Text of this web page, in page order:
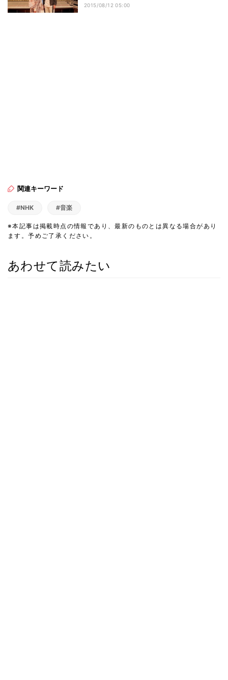
2015/08/12 05:00
関連キーワード
#NHK #音楽
※本記事は掲載時点の情報であり、最新のものとは異なる場合があり
ます。予めご了承ください。
あわせて読みたい